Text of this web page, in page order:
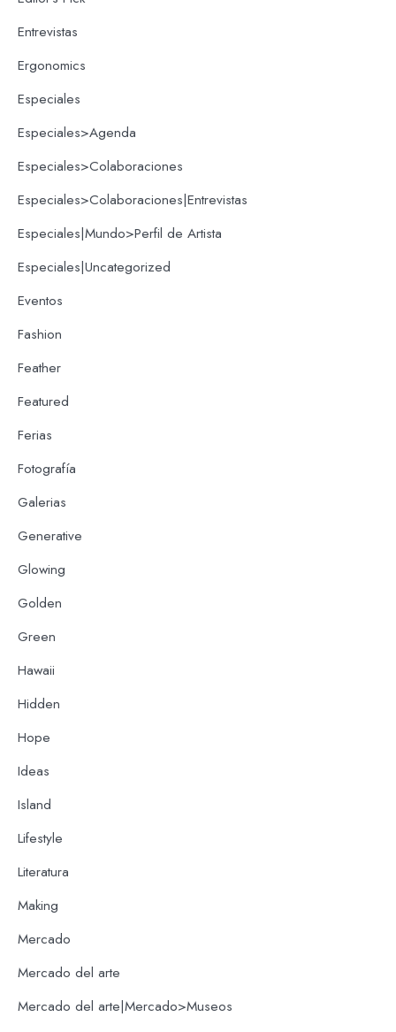
Entrevistas
Ergonomics
Especiales
Especiales>Agenda
Especiales>Colaboraciones
Especiales>Colaboraciones|Entrevistas
Especiales|Mundo>Perfil de Artista
Especiales|Uncategorized
Eventos
Fashion
Feather
Featured
Ferias
Fotografía
Galerias
Generative
Glowing
Golden
Green
Hawaii
Hidden
Hope
Ideas
Island
Lifestyle
Literatura
Making
Mercado
Mercado del arte
Mercado del arte|Mercado>Museos